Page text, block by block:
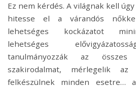
Ez nem kérdés. A világnak kell
hitesse el a várandós
lehetséges kockázatot
lehetséges
tanulmányozzák az összes
szakirodalmat, mérlegelik az
felkészülnek minden esetre…